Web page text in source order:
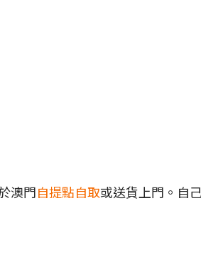
澳門自提點自取或送貨上門。自